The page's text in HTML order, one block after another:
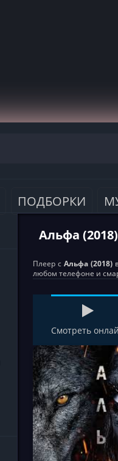
ПОДБОРКИ
Альфа
Плеер с Альфа (2018)
любом телефоне и
Смотреть